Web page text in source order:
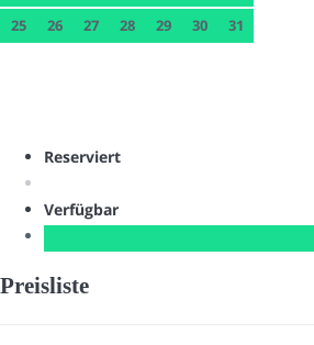
25
26 27 28 29 30 31
Reserviert
Verfügbar
Preisliste